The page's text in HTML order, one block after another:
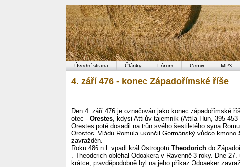
Úvodní strana Články Fórum Comix MP3
4. září 476 - konec Západořímské říše
Den 4. září 476 je označován jako konec západořímské
otec -Orestes , kdysi Attilův tajemník (Attila Hun, 395-
Orestes poté dosadil na trůn svého šestiletého syna
Orestes. Vládu Romula ukončil Germánský vůdce kmene
zavražděn.
Roku 486 n.l. vpadl král OstrogotůTheodorich do
. Theodorich obléhal Odoakera v Ravenně 3 roky. Dne
krátce, pravděpodobně byl na jeho příkaz Odoaeker